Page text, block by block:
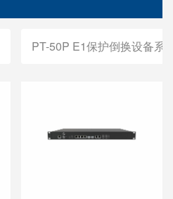
PT-50P E1保护倒换设备系